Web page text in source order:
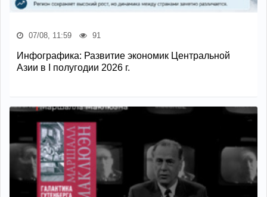
07/08, 11:59 91
Инфографика: Развитие экономик Центральной
Азии в I полугодии 2026 г.